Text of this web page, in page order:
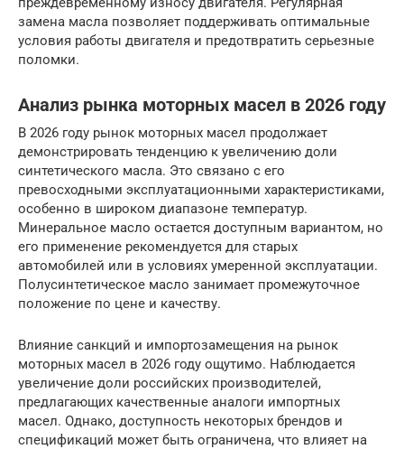
замена масла позволяет поддерживать оптимальные
условия работы двигателя и предотвратить серьезные
поломки.
Анализ рынка моторных масел в 2026 году
В 2026 году рынок моторных масел продолжает
демонстрировать тенденцию к увеличению доли
синтетического масла. Это связано с его
превосходными эксплуатационными характеристиками,
особенно в широком диапазоне температур.
Минеральное масло остается доступным вариантом, но
его применение рекомендуется для старых
автомобилей или в условиях умеренной эксплуатации.
Полусинтетическое масло занимает промежуточное
положение по цене и качеству.
Влияние санкций и импортозамещения на рынок
моторных масел в 2026 году ощутимо. Наблюдается
увеличение доли российских производителей,
предлагающих качественные аналоги импортных
масел. Однако, доступность некоторых брендов и
спецификаций может быть ограничена, что влияет на